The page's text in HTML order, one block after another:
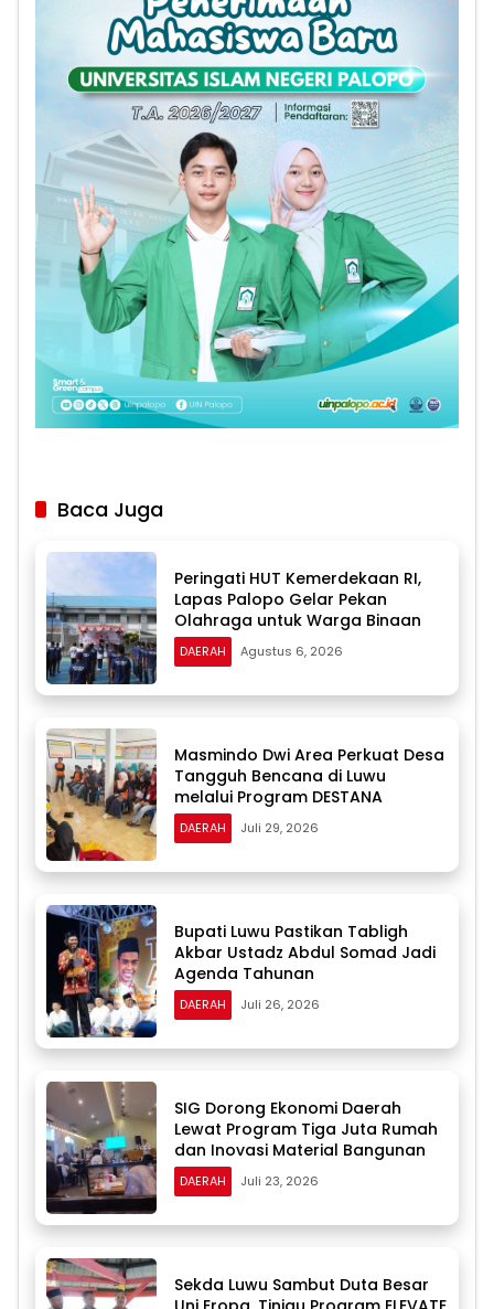
Baca Juga
Peringati HUT Kemerdekaan RI,
Lapas Palopo Gelar Pekan
Olahraga untuk Warga Binaan
DAERAH Agustus 6, 2026
Masmindo Dwi Area Perkuat Desa
Tangguh Bencana di Luwu
melalui Program DESTANA
DAERAH Juli 29, 2026
Bupati Luwu Pastikan Tabligh
Akbar Ustadz Abdul Somad Jadi
Agenda Tahunan
DAERAH Juli 26, 2026
SIG Dorong Ekonomi Daerah
Lewat Program Tiga Juta Rumah
dan Inovasi Material Bangunan
DAERAH Juli 23, 2026
Sekda Luwu Sambut Duta Besar